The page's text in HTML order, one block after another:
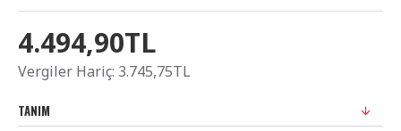
4.494,90TL
Vergiler Hariç: 3.745,75TL
TANIM